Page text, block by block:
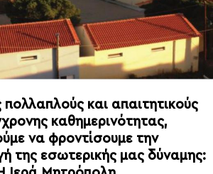
και απαιτητικούς
καθημερινότητας,
να φροντίσουμε την
της εσωτερικής μας δύναμης: